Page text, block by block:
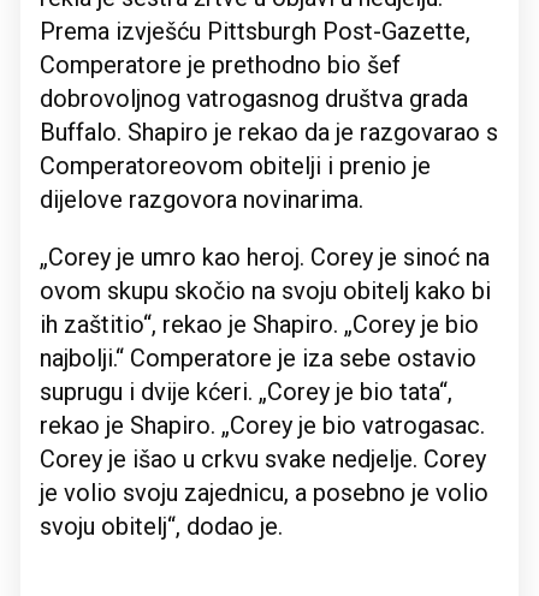
Prema izvješću Pittsburgh Post-Gazette,
Comperatore je prethodno bio šef
dobrovoljnog vatrogasnog društva grada
Buffalo. Shapiro je rekao da je razgovarao s
Comperatoreovom obitelji i prenio je
dijelove razgovora novinarima.
„Corey je umro kao heroj. Corey je sinoć na
ovom skupu skočio na svoju obitelj kako bi
ih zaštitio“, rekao je Shapiro. „Corey je bio
najbolji.“ Comperatore je iza sebe ostavio
suprugu i dvije kćeri. „Corey je bio tata“,
rekao je Shapiro. „Corey je bio vatrogasac.
Corey je išao u crkvu svake nedjelje. Corey
je volio svoju zajednicu, a posebno je volio
svoju obitelj“, dodao je.